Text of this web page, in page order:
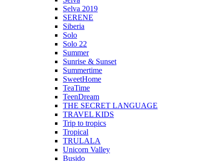
Selva 2019
SERENE
Siberia
Solo
Solo 22
Summer
Sunrise & Sunset
Summertime
SweetHome
TeaTime
TeenDream
THE SECRET LANGUAGE
TRAVEL KIDS
Trip to tropics
Tropical
TRULALA
Unicorn Valley
Busido